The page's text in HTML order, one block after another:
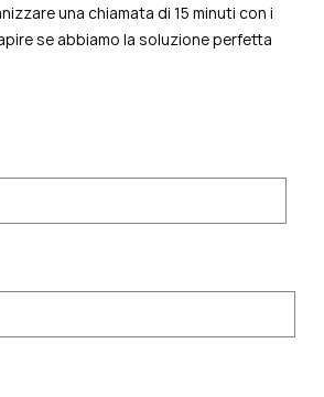
una chiamata di 15 minuti con i
se abbiamo la soluzione perfetta